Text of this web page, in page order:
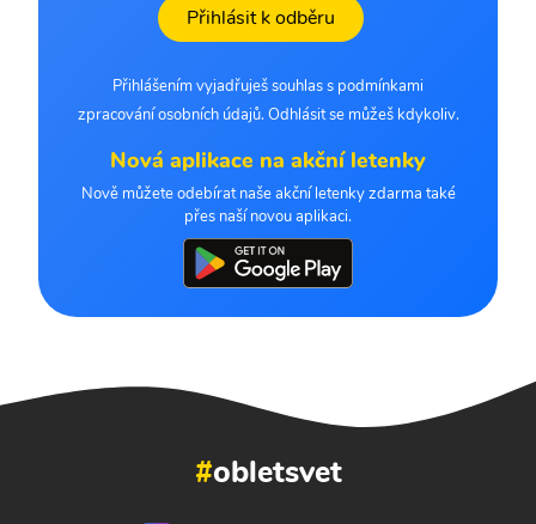
Přihlásit k odběru
Přihlášením vyjadřuješ souhlas s podmínkami
zpracování osobních údajů. Odhlásit se můžeš kdykoliv.
Nová aplikace na akční letenky
Nově můžete odebírat naše akční letenky zdarma také
přes naší novou aplikaci.
#obletsvet